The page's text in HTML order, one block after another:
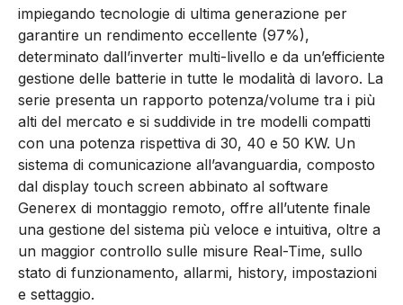
impiegando tecnologie di ultima generazione per
garantire un rendimento eccellente (97%),
determinato dall’inverter multi-livello e da un’efficiente
gestione delle batterie in tutte le modalità di lavoro. La
serie presenta un rapporto potenza/volume tra i più
alti del mercato e si suddivide in tre modelli compatti
con una potenza rispettiva di 30, 40 e 50 KW. Un
sistema di comunicazione all’avanguardia, composto
dal display touch screen abbinato al software
Generex di montaggio remoto, offre all’utente finale
una gestione del sistema più veloce e intuitiva, oltre a
un maggior controllo sulle misure Real-Time, sullo
stato di funzionamento, allarmi, history, impostazioni
e settaggio.